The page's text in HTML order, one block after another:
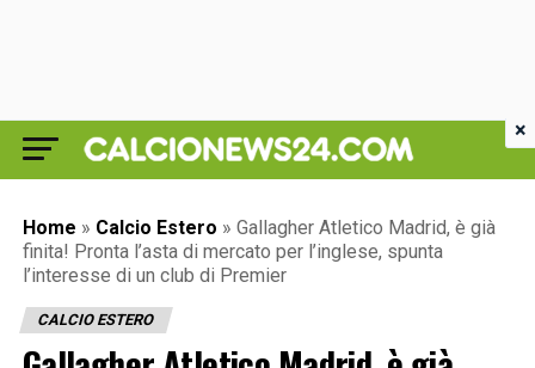
Home » Calcio Estero » Gallagher Atletico Madrid, è già
finita! Pronta l’asta di mercato per l’inglese, spunta
l’interesse di un club di Premier
CALCIO ESTERO
×